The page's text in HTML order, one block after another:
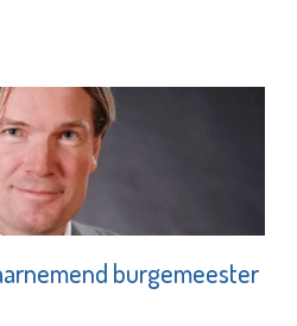
burgemeester